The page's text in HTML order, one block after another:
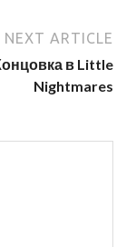
NEXT ARTICLE
в Little
Nightmares